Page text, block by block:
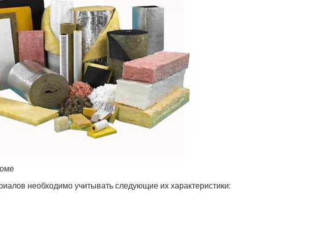
необходимо учитывать следующие их характеристики: